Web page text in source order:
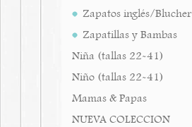
Zapatos inglés/Blucher
Zapatillas y Bambas
Niña (tallas 22-41)
Niño (tallas 22-41)
Mamas & Papas
NUEVA COLECCION